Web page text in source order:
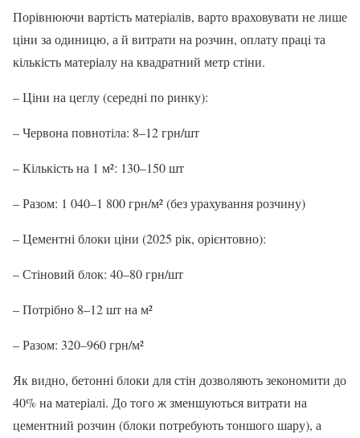
Порівнюючи вартість матеріалів, варто враховувати не лише
ціни за одиницю, а й витрати на розчин, оплату праці та
кількість матеріалу на квадратний метр стіни.
– Ціни на цеглу (середні по ринку):
– Червона повнотіла: 8–12 грн/шт
– Кількість на 1 м²: 130–150 шт
– Разом: 1 040–1 800 грн/м² (без урахування розчину)
– Цементні блоки ціни (2025 рік, орієнтовно):
– Стіновий блок: 40–80 грн/шт
– Потрібно 8–12 шт на м²
– Разом: 320–960 грн/м²
Як видно, бетонні блоки для стін дозволяють зекономити до
40% на матеріалі. До того ж зменшуються витрати на
цементний розчин (блоки потребують тоншого шару), а